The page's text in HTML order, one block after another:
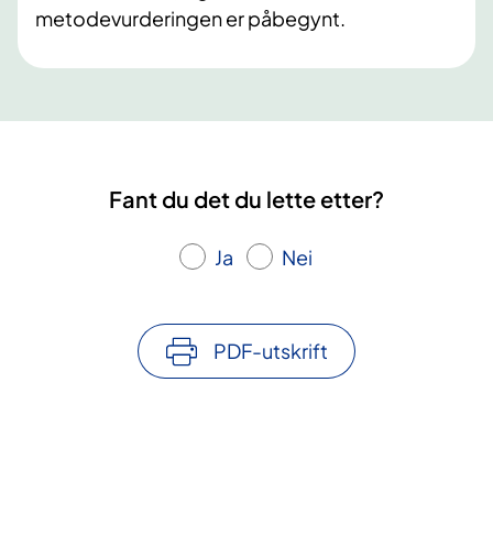
metodevurderingen er påbegynt.
Fant du det du lette etter?
Ja Nei
PDF-utskrift